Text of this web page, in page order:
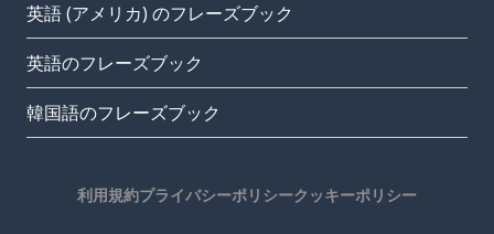
英語 (アメリカ) のフレーズブック
英語のフレーズブック
韓国語のフレーズブック
利用規約プライバシーポリシークッキーポリシー